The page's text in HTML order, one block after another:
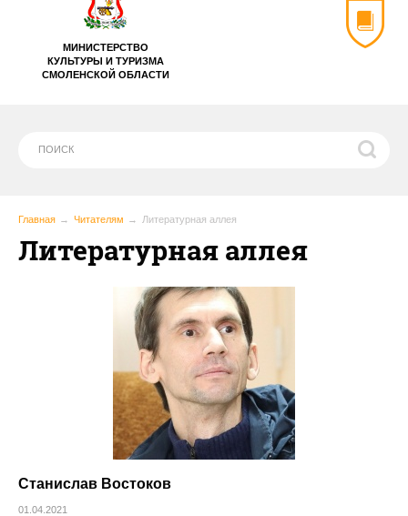
МИНИСТЕРСТВО
КУЛЬТУРЫ И ТУРИЗМА
СМОЛЕНСКОЙ ОБЛАСТИ
Главная Читателям Литературная аллея
Литературная аллея
Станислав Востоков
01.04.2021